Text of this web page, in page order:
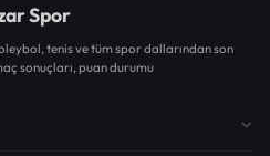
Spor
tenis ve tüm spor dallarından son
sonuçları, puan durumu